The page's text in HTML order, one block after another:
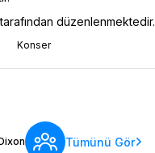
düzenlenmektedir.
Konser
Tümünü Gör